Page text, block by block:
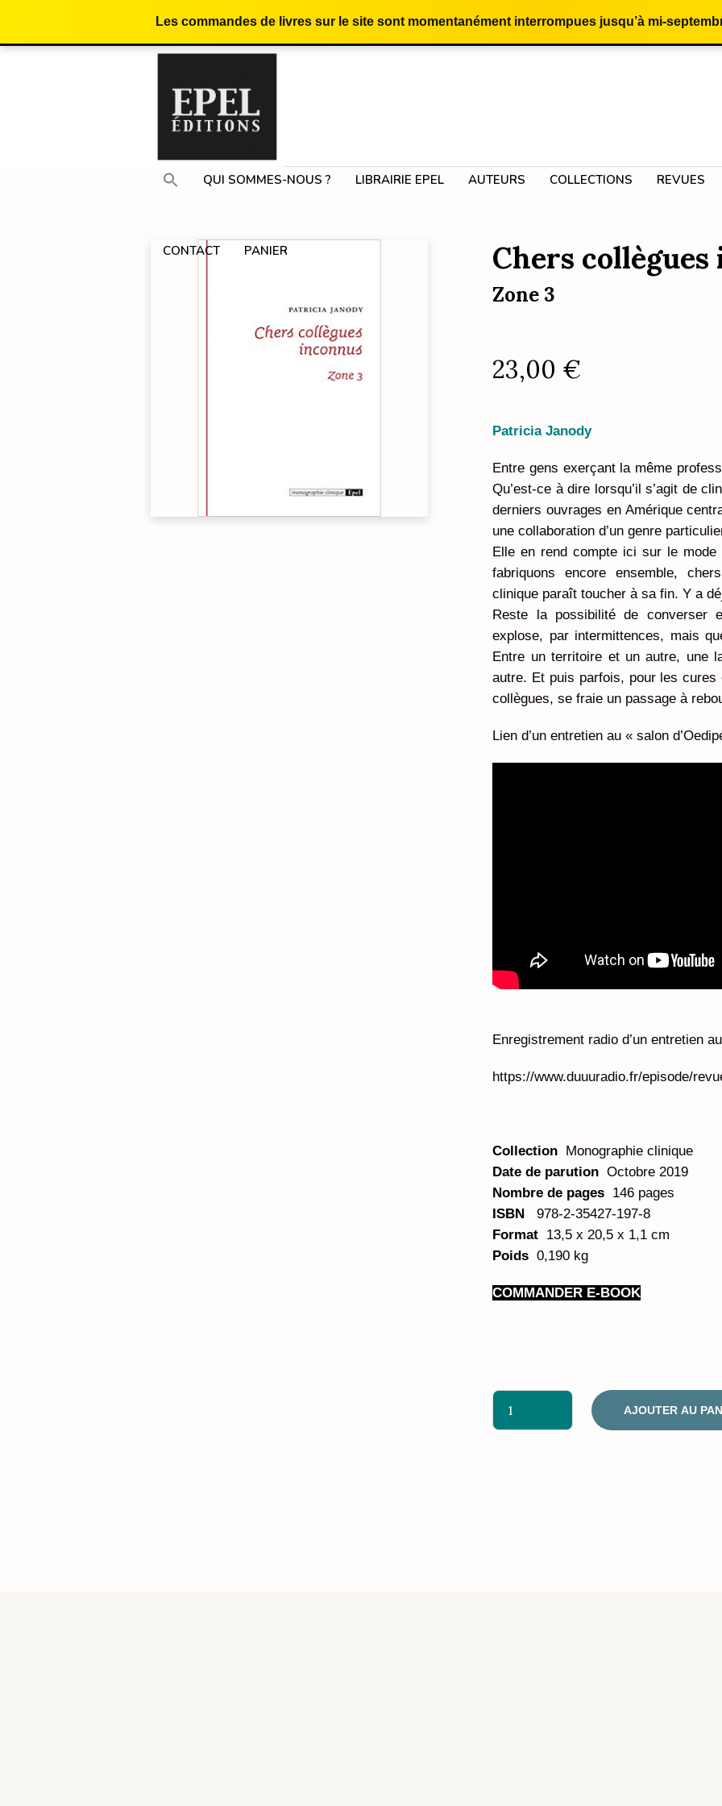
Les commandes de livres sur le site sont momentanément interrompues jusqu’à mi-
QUI SOMMES-NOUS ? LIBRAIRIE EPEL AUTEURS COLLECTIONS REVUES
CONTACT PANIER Chers
Zone 3
23,00 €
Patricia Janody
Entre gens exerçant la même
Qu’est-ce à dire lorsqu’il s’agit de
derniers ouvrages en Amérique
une collaboration d’un genre
Elle en rend compte ici sur le mode
fabriquons encore ensemble,
clinique paraît toucher à sa fin. Y a
Reste la possibilité de converser
explose, par intermittences, mais
Entre un territoire et un autre, une
autre. Et puis parfois, pour les
collègues, se fraie un passage à
Lien d’un entretien au « salon
Enregistrement radio d’un entretien
https://www.duuuradio.fr/episode/
Collection Monographie clinique
Date de parution Octobre 2019
Nombre de pages 146 pages
ISBN 978-2-35427-197-8
Format 13,5 x 20,5 x 1,1 cm
Poids 0,190 kg
COMMANDER E-BOOK
AJOUTER AU